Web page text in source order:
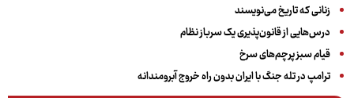
زنانی که تاریخ می‌نویسند
درس‌هایی از قانون‌پذیری یک سرباز نظام
قیام سبز پرچم‌های سرخ
ترامپ در تله جنگ با ایران بدون راه خروج آبرومندانه